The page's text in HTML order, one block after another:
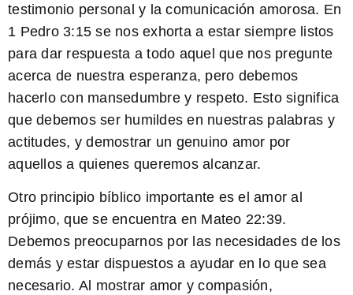
testimonio personal y la comunicación amorosa. En
1 Pedro 3:15 se nos exhorta a estar siempre listos
para dar respuesta a todo aquel que nos pregunte
acerca de nuestra esperanza, pero debemos
hacerlo con mansedumbre y respeto. Esto significa
que debemos ser humildes en nuestras palabras y
actitudes, y demostrar un genuino amor por
aquellos a quienes queremos alcanzar.
Otro principio bíblico importante es el amor al
prójimo, que se encuentra en Mateo 22:39.
Debemos preocuparnos por las necesidades de los
demás y estar dispuestos a ayudar en lo que sea
necesario. Al mostrar amor y compasión,